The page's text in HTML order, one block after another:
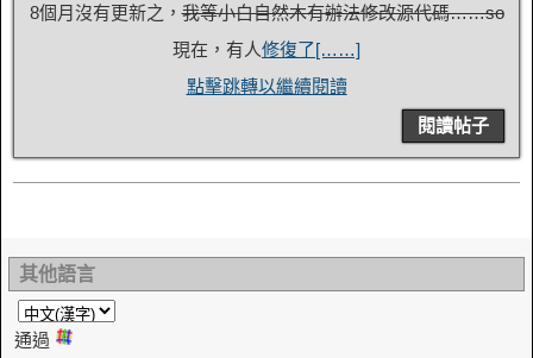
8個月沒有更新之，我等小白自然木有辦法修改源代碼……so
現在，有人修復了[……]
點擊跳轉以繼續閱讀
閱讀帖子
其他語言
通過